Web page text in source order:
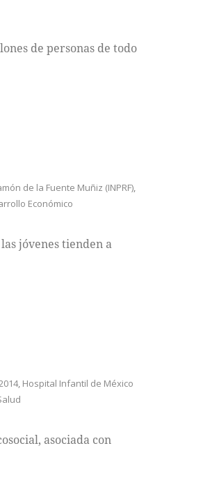
de personas de todo
de la Fuente Muñiz (INPRF),
Económico
jóvenes tienden a
, Hospital Infantil de México
asociada con